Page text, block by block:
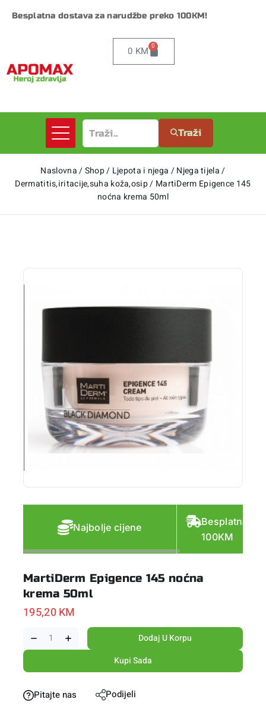
Besplatna dostava za narudžbe preko 100KM!
0 KM 0
Traži
Naslovna/Shop/ Ljepota i njega /Njega tijela /
Dermatitis,iritacije,suha koža,osip/ MartiDerm Epigence 145
noćna krema 50ml
Najbolje cijene
Besplatna
100KM
MartiDerm Epigence 145 noćna
krema 50ml
195,20KM
Dodaj U Korpu
Kupi Sada
Pitajte nas Podijeli